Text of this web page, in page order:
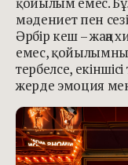
мәдениет пен
Әрбір кеш – жаңа
емес, қойылымның
тербелсе,
жерде эмоция